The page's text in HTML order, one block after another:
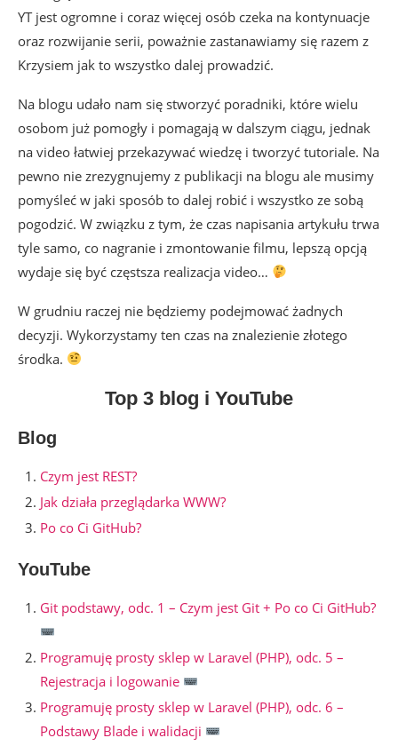
YT jest ogromne i coraz więcej osób czeka na kontynuacje
oraz rozwijanie serii, poważnie zastanawiamy się razem z
Krzysiem jak to wszystko dalej prowadzić.
Na blogu udało nam się stworzyć poradniki, które wielu
osobom już pomogły i pomagają w dalszym ciągu, jednak
na video łatwiej przekazywać wiedzę i tworzyć tutoriale. Na
pewno nie zrezygnujemy z publikacji na blogu ale musimy
pomyśleć w jaki sposób to dalej robić i wszystko ze sobą
pogodzić. W związku z tym, że czas napisania artykułu trwa
tyle samo, co nagranie i zmontowanie filmu, lepszą opcją
wydaje się być częstsza realizacja video…
W grudniu raczej nie będziemy podejmować żadnych
decyzji. Wykorzystamy ten czas na znalezienie złotego
środka.
Top 3 blog i YouTube
Blog
Czym jest REST?
Jak działa przeglądarka WWW?
Po co Ci GitHub?
YouTube
Git podstawy, odc. 1 – Czym jest Git + Po co Ci GitHub?
Programuję prosty sklep w Laravel (PHP), odc. 5 –
Rejestracja i logowanie
Programuję prosty sklep w Laravel (PHP), odc. 6 –
Podstawy Blade i walidacji